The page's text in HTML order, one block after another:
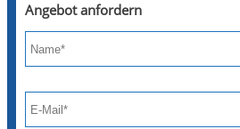
Angebot anfordern